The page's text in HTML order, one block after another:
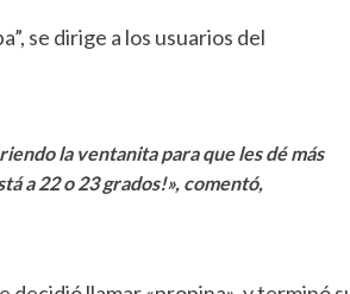
se dirige a los usuarios del
la ventanita para que les dé más
a 22 o 23 grados!», comentó,